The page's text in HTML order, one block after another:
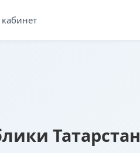
Татарстан